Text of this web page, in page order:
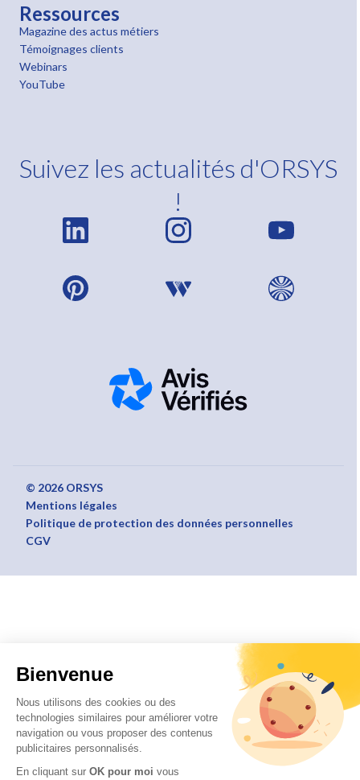
Bienvenue
Nous utilisons des cookies ou des
technologies similaires pour améliorer votre
navigation ou vous proposer des contenus
publicitaires personnalisés.
En cliquant sur OK pour moi vous
Ressources
Magazine des actus métiers
Témoignages clients
Webinars
YouTube
Suivez les actualités d'ORSYS
!
© 2026 ORSYS
Mentions légales
Politique de protection des données personnelles
CGV